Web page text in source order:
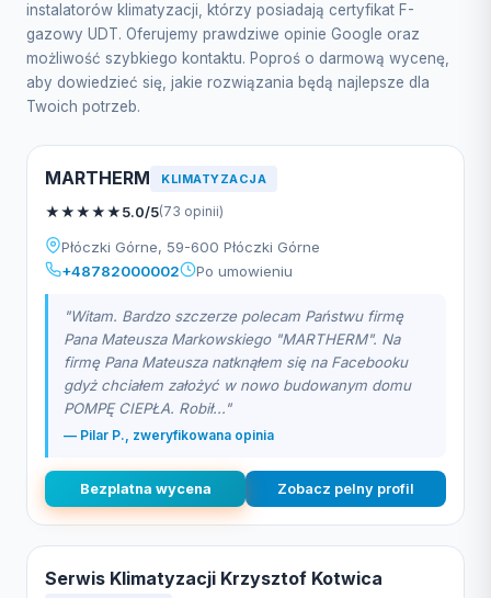
instalatorów klimatyzacji, którzy posiadają certyfikat F-
gazowy UDT. Oferujemy prawdziwe opinie Google oraz
możliwość szybkiego kontaktu. Poproś o darmową wycenę,
aby dowiedzieć się, jakie rozwiązania będą najlepsze dla
Twoich potrzeb.
️MARTHERM KLIMATYZACJA
★★★★★5.0/5(73 opinii)
Płóczki Górne, 59-600 Płóczki Górne
+48782000002
Po umowieniu
"Witam. Bardzo szczerze polecam Państwu firmę
Pana Mateusza Markowskiego "MARTHERM". Na
firmę Pana Mateusza natknąłem się na Facebooku
gdyż chciałem założyć w nowo budowanym domu
POMPĘ CIEPŁA. Robił..."
— Pilar P., zweryfikowana opinia
Bezplatna wycena Zobacz pelny profil
Serwis Klimatyzacji Krzysztof Kotwica